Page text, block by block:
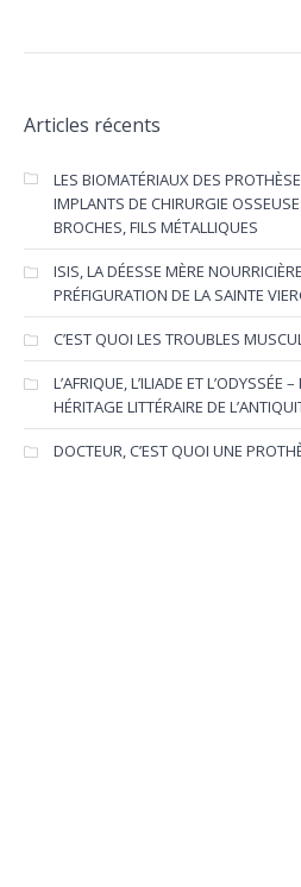
Articles récents
LES BIOMATÉRIAUX DES
IMPLANTS DE CHIRURGIE
BROCHES, FILS MÉTALLIQUES
ISIS, LA DÉESSE MÈRE
PRÉFIGURATION DE LA SAINTE
C’EST QUOI LES TROUBLES
L’AFRIQUE, L’ILIADE ET L’ODYSSÉE
HÉRITAGE LITTÉRAIRE DE
DOCTEUR, C’EST QUOI UNE